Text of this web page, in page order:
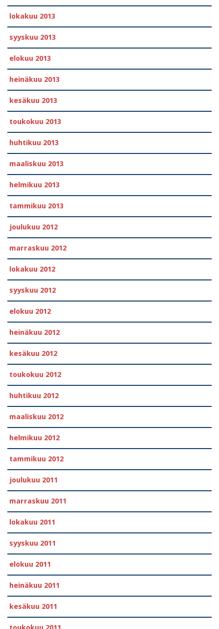
lokakuu 2013
syyskuu 2013
elokuu 2013
heinäkuu 2013
kesäkuu 2013
toukokuu 2013
huhtikuu 2013
maaliskuu 2013
helmikuu 2013
tammikuu 2013
joulukuu 2012
marraskuu 2012
lokakuu 2012
syyskuu 2012
elokuu 2012
heinäkuu 2012
kesäkuu 2012
toukokuu 2012
huhtikuu 2012
maaliskuu 2012
helmikuu 2012
tammikuu 2012
joulukuu 2011
marraskuu 2011
lokakuu 2011
syyskuu 2011
elokuu 2011
heinäkuu 2011
kesäkuu 2011